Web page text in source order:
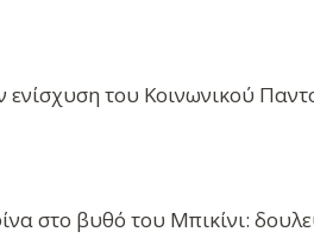
ενίσχυση του Κοινωνικού
στο βυθό του Μπικίνι: